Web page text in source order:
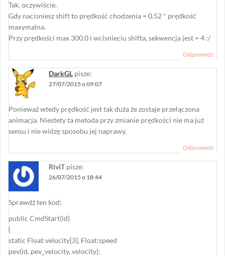
Tak, oczywiście.
Gdy nacisniesz shift to prędkość chodzenia = 0.52 * prędkość
maxymalna.
Przy prędkości max 300.0 i wcisnieciu shifta, sekwencja jest = 4 :/
Odpowiedz
DarkGL pisze:
27/07/2015 o 09:07
Ponieważ wtedy prędkość jest tak duża że zostaje przełączona
animacja. Niestety ta metoda przy zmianie prędkości nie ma już
sensu i nie widzę sposobu jej naprawy.
Odpowiedz
RiviT pisze:
26/07/2015 o 18:44
Sprawdź ten kod:
public CmdStart(id)
{
static Float:velocity[3], Float:speed
pev(id, pev_velocity, velocity);